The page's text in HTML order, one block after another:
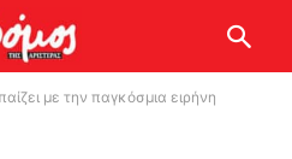
με την παγκόσμια ειρήνη